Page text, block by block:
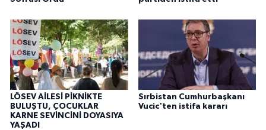
LÖSEV AİLESİ PİKNİKTE
BULUŞTU, ÇOCUKLAR
KARNE SEVİNCİNİ DOYASIYA
YAŞADI
Sırbistan Cumhurbaşkanı
Vucic'ten istifa kararı